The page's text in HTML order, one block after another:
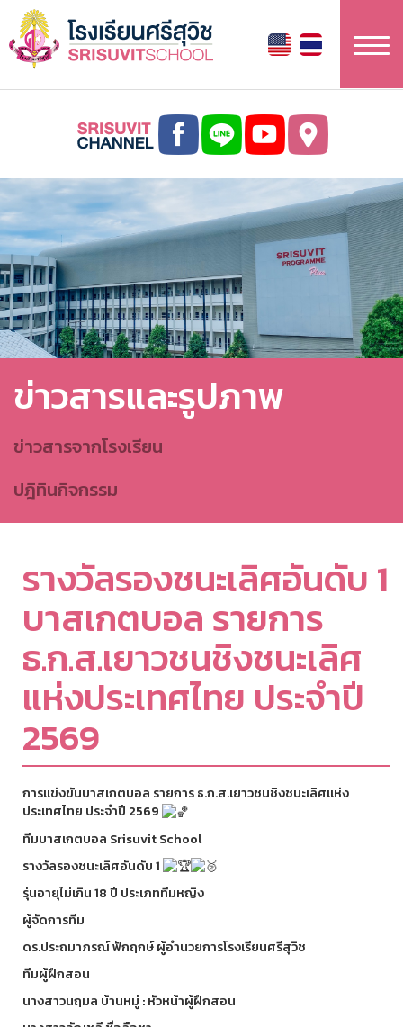
ยัง
เนื้อหา
ข่าวสารและรูปภาพ
ข่าวสารจากโรงเรียน
ปฎิทินกิจกรรม
รางวัลรองชนะเลิศอันดับ 1
บาสเกตบอล รายการ
ธ.ก.ส.เยาวชนชิงชนะเลิศ
แห่งประเทศไทย ประจำปี
2569
การแข่งขันบาสเกตบอล รายการ ธ.ก.ส.เยาวชนชิงชนะเลิศแห่ง
ประเทศไทย ประจำปี 2569
ทีมบาสเกตบอล Srisuvit School
รางวัลรองชนะเลิศอันดับ 1
รุ่นอายุไม่เกิน 18 ปี ประเภททีมหญิง
ผู้จัดการทีม
ดร.ประถมาภรณ์ ฟักฤกษ์ ผู้อำนวยการโรงเรียนศรีสุวิช
ทีมผู้ฝึกสอน
นางสาวนฤมล บ้านหมู่ : หัวหน้าผู้ฝึกสอน